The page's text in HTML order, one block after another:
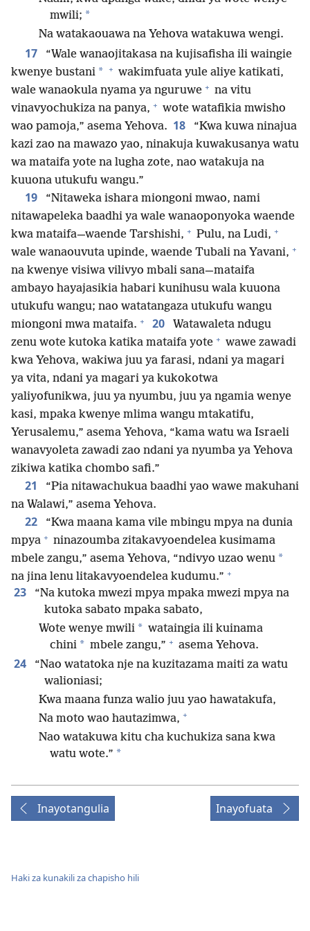
mwili; *
Na watakaouawa na Yehova watakuwa wengi.
17
“Wale wanaojitakasa na kujisafisha ili waingie
kwenye bustani * + wakimfuata yule aliye katikati,
wale wanaokula nyama ya nguruwe + na vitu
vinavyochukiza na panya, + wote watafikia mwisho
wao pamoja,” asema Yehova. 18
“Kwa kuwa ninajua
kazi zao na mawazo yao, ninakuja kuwakusanya watu
wa mataifa yote na lugha zote, nao watakuja na
kuuona utukufu wangu.”
19
“Nitaweka ishara miongoni mwao, nami
nitawapeleka baadhi ya wale wanaoponyoka waende
kwa mataifa—waende Tarshishi, + Pulu, na Ludi, +
wale wanaouvuta upinde, waende Tubali na Yavani, +
na kwenye visiwa vilivyo mbali sana—mataifa
ambayo hayajasikia habari kunihusu wala kuuona
utukufu wangu; nao watatangaza utukufu wangu
miongoni mwa mataifa. + 20
Watawaleta ndugu
zenu wote kutoka katika mataifa yote + wawe zawadi
kwa Yehova, wakiwa juu ya farasi, ndani ya magari
ya vita, ndani ya magari ya kukokotwa
yaliyofunikwa, juu ya nyumbu, juu ya ngamia wenye
kasi, mpaka kwenye mlima wangu mtakatifu,
Yerusalemu,” asema Yehova, “kama watu wa Israeli
wanavyoleta zawadi zao ndani ya nyumba ya Yehova
zikiwa katika chombo safi.”
21
“Pia nitawachukua baadhi yao wawe makuhani
na Walawi,” asema Yehova.
22
“Kwa maana kama vile mbingu mpya na dunia
mpya + ninazoumba zitakavyoendelea kusimama
mbele zangu,” asema Yehova, “ndivyo uzao wenu *
na jina lenu litakavyoendelea kudumu.” +
23
“Na kutoka mwezi mpya mpaka mwezi mpya na
kutoka sabato mpaka sabato,
Wote wenye mwili * wataingia ili kuinama
chini * mbele zangu,” + asema Yehova.
24
“Nao watatoka nje na kuzitazama maiti za watu
walioniasi;
Kwa maana funza walio juu yao hawatakufa,
Na moto wao hautazimwa, +
Nao watakuwa kitu cha kuchukiza sana kwa
watu wote.” *
Inayotangulia Inayofuata
Haki za kunakili za chapisho hili